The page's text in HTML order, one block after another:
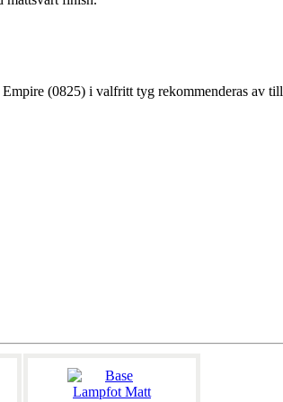
(0825) i valfritt tyg rekommenderas av